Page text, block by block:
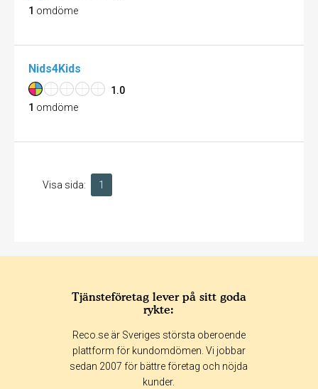
1 omdöme
Nids4Kids
1.0
1 omdöme
Visa sida: 1
Tjänsteföretag lever på sitt goda
rykte:
Reco.se är Sveriges största oberoende
plattform för kundomdömen. Vi jobbar
sedan 2007 för bättre företag och nöjda
kunder.